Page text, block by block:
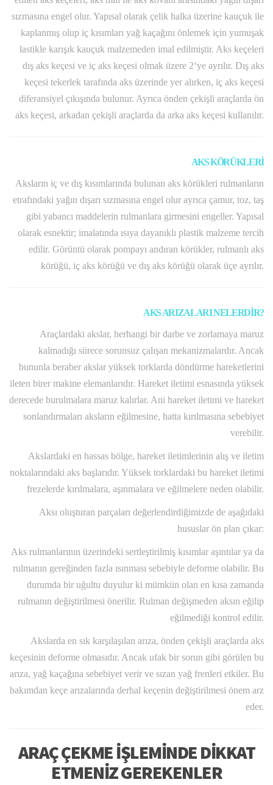
sızmasına engel olur. Yapısal olarak çelik halka üzerine kauçuk ile
kaplanmış olup iç kısımları yağ kaçağını önlemek için yumuşak
lastikle karışık kauçuk malzemeden imal edilmiştir. Aks keçeleri
dış aks keçesi ve iç aks keçesi olmak üzere 2‘ye ayrılır. Dış aks
keçesi tekerlek tarafında aks üzerinde yer alırken, iç aks keçesi
diferansiyel çıkışında bulunur. Ayrıca önden çekişli araçlarda ön
aks keçesi, arkadan çekişli araçlarda da arka aks keçesi kullanılır.
AKS KÖRÜKLERİ
Aksların iç ve dış kısımlarında bulunan aks körükleri rulmanların
etrafındaki yağın dışarı sızmasına engel olur ayrıca çamur, toz, taş
gibi yabancı maddelerin rulmanlara girmesini engeller. Yapısal
olarak esnektir; imalatında ısıya dayanıklı plastik malzeme tercih
edilir. Görüntü olarak pompayı andıran körükler, rulmanlı aks
körüğü, iç aks körüğü ve dış aks körüğü olarak üçe ayrılır.
AKS ARIZALARI NELERDİR?
Araçlardaki akslar, herhangi bir darbe ve zorlamaya maruz
kalmadığı sürece sorunsuz çalışan mekanizmalardır. Ancak
bununla beraber akslar yüksek torklarda döndürme hareketlerini
ileten birer makine elemanlarıdır. Hareket iletimi esnasında yüksek
derecede burulmalara maruz kalırlar. Ani hareket iletimi ve hareket
sonlandırmaları aksların eğilmesine, hatta kırılmasına sebebiyet
verebilir.
Akslardaki en hassas bölge, hareket iletimlerinin alış ve iletim
noktalarındaki aks başlarıdır. Yüksek torklardaki bu hareket iletimi
frezelerde kırılmalara, aşınmalara ve eğilmelere neden olabilir.
Aksı oluşturan parçaları değerlendirdiğimizde de aşağıdaki
hususlar ön plan çıkar:
Aks rulmanlarının üzerindeki sertleştirilmiş kısımlar aşıntılar ya da
rulmanın gereğinden fazla ısınması sebebiyle deforme olabilir. Bu
durumda bir uğultu duyulur ki mümkün olan en kısa zamanda
rulmanın değiştirilmesi önerilir. Rulman değişmeden aksın eğilip
eğilmediği kontrol edilir.
Akslarda en sık karşılaşılan arıza, önden çekişli araçlarda aks
keçesinin deforme olmasıdır. Ancak ufak bir sorun gibi görülen bu
arıza, yağ kaçağına sebebiyet verir ve sızan yağ frenleri etkiler. Bu
bakımdan keçe arızalarında derhal keçenin değiştirilmesi önem arz
eder.
ARAÇ ÇEKME İŞLEMİNDE DİKKAT
ETMENİZ GEREKENLER